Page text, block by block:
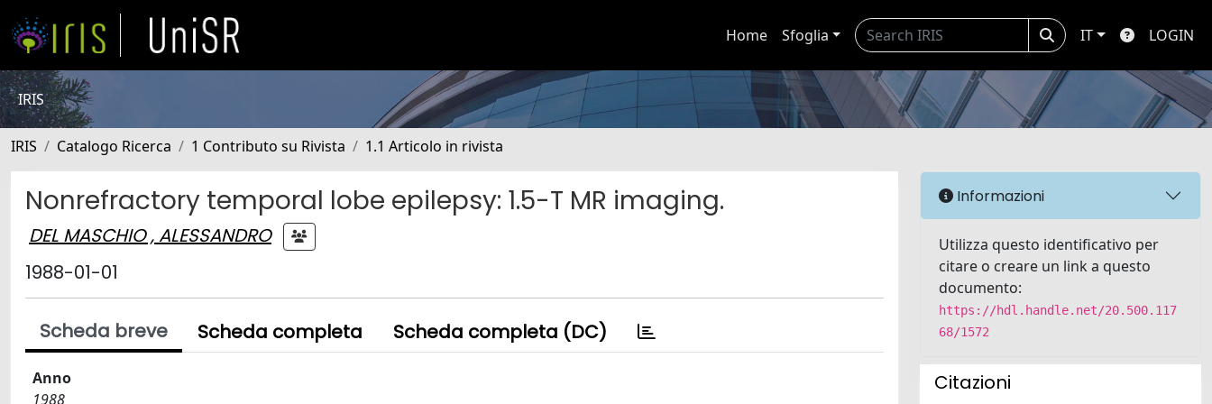
Home Sfoglia IT LOGIN
IRIS
IRIS Catalogo Ricerca 1 Contributo su Rivista 1.1 Articolo in rivista
Nonrefractory temporal lobe epilepsy: 1.5-T MR imaging.
DEL MASCHIO , ALESSANDRO
1988-01-01
Scheda breve Scheda completa Scheda completa (DC)
Anno
1988
Informazioni
Utilizza questo identificativo per
citare o creare un link a questo
documento:
https://hdl.handle.net/20.500.117
68/1572
Citazioni